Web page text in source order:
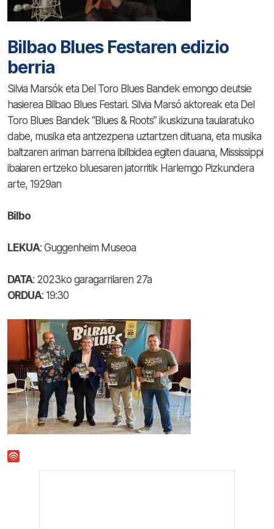
Bilbao Blues Festaren edizio
berria
Silvia Marsók eta Del Toro Blues Bandek emongo deutsie
hasierea Bilbao Blues Festari. Silvia Marsó aktoreak eta Del
Toro Blues Bandek “Blues & Roots” ikuskizuna taularatuko
dabe, musika eta antzezpena uztartzen dituana, eta musika
baltzaren ariman barrena ibilbidea egiten dauana, Mississippi
ibaiaren ertzeko bluesaren jatorritik Harlemgo Pizkundera
arte, 1929an
Bilbo
LEKUA: Guggenheim Museoa
DATA: 2023ko garagarrilaren 27a
ORDUA: 19:30